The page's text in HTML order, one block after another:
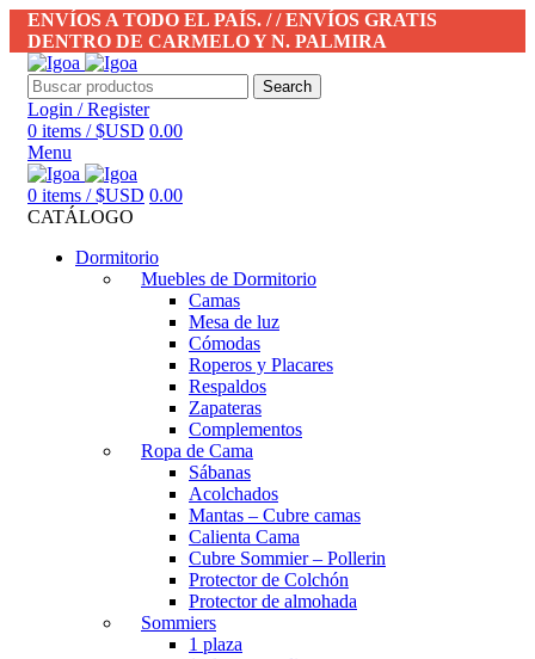
ENVÍOS A TODO EL PAÍS. / / ENVÍOS GRATIS
DENTRO DE CARMELO Y N. PALMIRA
Search
Login / Register
0 items / $USD 0.00
Menu
0 items / $USD 0.00
CATÁLOGO
Dormitorio
Muebles de Dormitorio
Camas
Mesa de luz
Cómodas
Roperos y Placares
Respaldos
Zapateras
Complementos
Ropa de Cama
Sábanas
Acolchados
Mantas – Cubre camas
Calienta Cama
Cubre Sommier – Pollerin
Protector de Colchón
Protector de almohada
Sommiers
1 plaza